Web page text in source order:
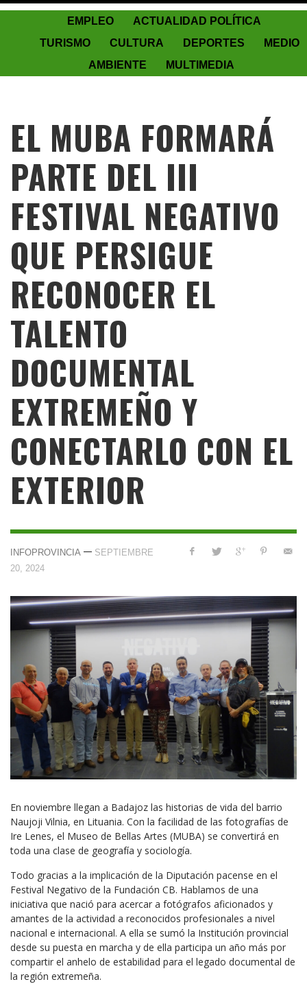
EMPLEO
ACTUALIDAD POLÍTICA
TURISMO
CULTURA DEPORTES
MEDIO
AMBIENTE
MULTIMEDIA
EL MUBA FORMARÁ
PARTE DEL III
FESTIVAL NEGATIVO
QUE PERSIGUE
RECONOCER EL
TALENTO
DOCUMENTAL
EXTREMEÑO Y
CONECTARLO CON EL
EXTERIOR
INFOPROVINCIA — SEPTIEMBRE
20, 2024
En noviembre llegan a Badajoz las historias de vida del barrio
Naujoji Vilnia, en Lituania. Con la facilidad de las fotografías de
Ire Lenes, el Museo de Bellas Artes (MUBA) se convertirá en
toda una clase de geografía y sociología.
Todo gracias a la implicación de la Diputación pacense en el
Festival Negativo de la Fundación CB. Hablamos de una
iniciativa que nació para acercar a fotógrafos aficionados y
amantes de la actividad a reconocidos profesionales a nivel
nacional e internacional. A ella se sumó la Institución provincial
desde su puesta en marcha y de ella participa un año más por
compartir el anhelo de estabilidad para el legado documental de
la región extremeña.